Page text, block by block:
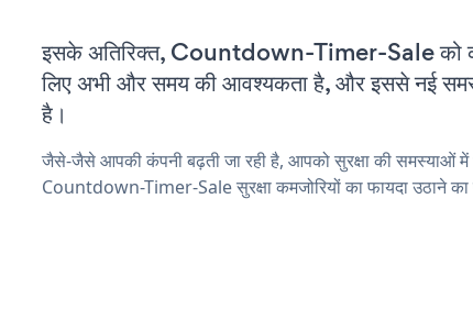
इसके अतिरिक्त, Countdown-Timer-Sale को
लिए अभी और समय की आवश्यकता है, और इससे नई
है।
जैसे-जैसे आपकी कंपनी बढ़ती जा रही है, आपको सुरक्षा की समस्याओं में
Countdown-Timer-Sale सुरक्षा कमजोरियों का फायदा उठाने